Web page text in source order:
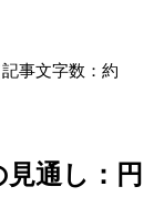
事文字数：約
通し：円